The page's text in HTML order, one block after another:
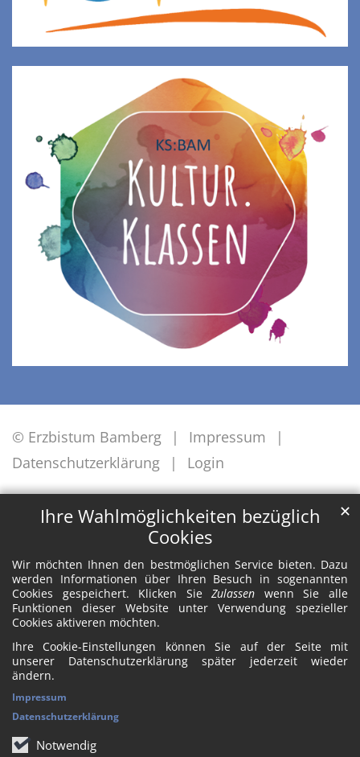
Ihre Wahlmöglichkeiten bezüglich
Cookies
Wir möchten Ihnen den bestmöglichen Service bieten. Dazu
werden Informationen über Ihren Besuch in sogenannten
Cookies gespeichert. Klicken SieZulassen wenn Sie alle
Funktionen dieser Website unter Verwendung spezieller
Cookies aktiveren möchten.
Ihre Cookie-Einstellungen können Sie auf der Seite mit
unserer Datenschutzerklärung später jederzeit wieder
ändern.
Notwendig
✕
Impressum
Datenschutzerklärung
© Erzbistum Bamberg
Impressum
Datenschutzerklärung
Login